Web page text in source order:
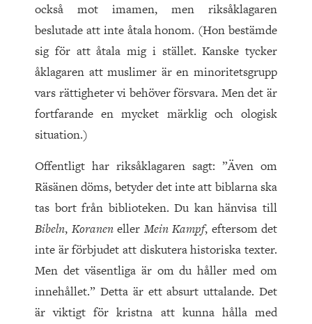
också mot imamen, men riksåklagaren
beslutade att inte åtala honom. (Hon bestämde
sig för att åtala mig i stället. Kanske tycker
åklagaren att muslimer är en minoritetsgrupp
vars rättigheter vi behöver försvara. Men det är
fortfarande en mycket märklig och ologisk
situation.)
Offentligt har riksåklagaren sagt: ”Även om
Räsänen döms, betyder det inte att biblarna ska
tas bort från biblioteken. Du kan hänvisa till
Bibeln, KoranenellerMein Kampf, eftersom det
inte är förbjudet att diskutera historiska texter.
Men det väsentliga är om du håller med om
innehållet.” Detta är ett absurt uttalande. Det
är viktigt för kristna att kunna hålla med